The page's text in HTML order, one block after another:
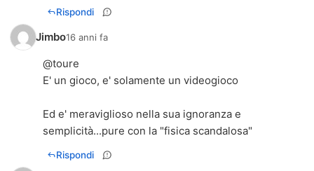
Rispondi
Jimbo16 anni fa
@toure
E' un gioco, e' solamente un videogioco
Ed e' meraviglioso nella sua ignoranza e
semplicità...pure con la "fisica scandalosa"
Rispondi